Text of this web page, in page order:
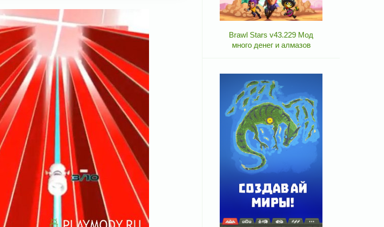
Brawl Stars v43.229 Мод
много денег и алмазов